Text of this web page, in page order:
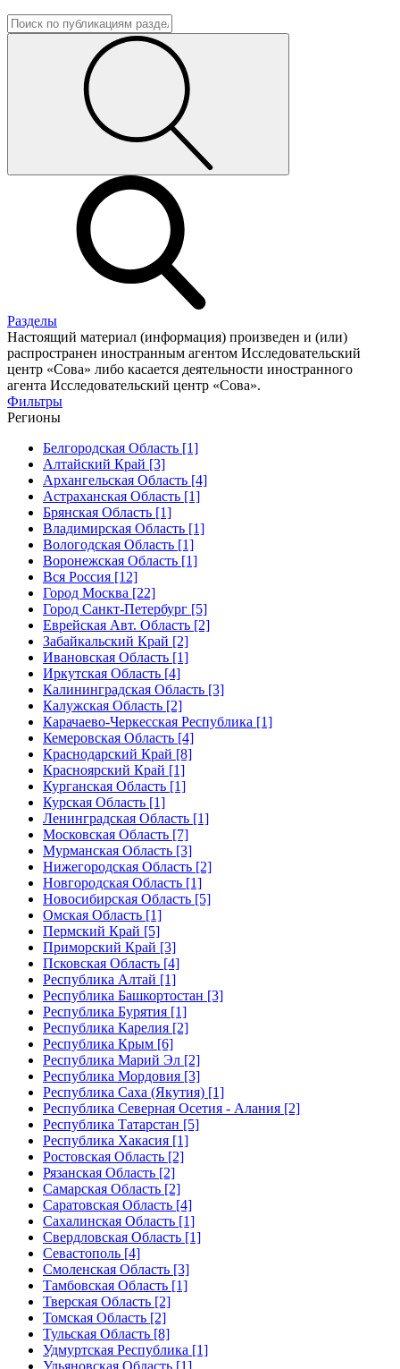
Разделы
Настоящий материал (информация) произведен и (или)
распространен иностранным агентом Исследовательский
центр «Сова» либо касается деятельности иностранного
агента Исследовательский центр «Сова».
Фильтры
Регионы
Белгородская Область [1]
Алтайский Край [3]
Архангельская Область [4]
Астраханская Область [1]
Брянская Область [1]
Владимирская Область [1]
Вологодская Область [1]
Воронежская Область [1]
Вся Россия [12]
Город Москва [22]
Город Санкт-Петербург [5]
Еврейская Авт. Область [2]
Забайкальский Край [2]
Ивановская Область [1]
Иркутская Область [4]
Калининградская Область [3]
Калужская Область [2]
Карачаево-Черкесская Республика [1]
Кемеровская Область [4]
Краснодарский Край [8]
Красноярский Край [1]
Курганская Область [1]
Курская Область [1]
Ленинградская Область [1]
Московская Область [7]
Мурманская Область [3]
Нижегородская Область [2]
Новгородская Область [1]
Новосибирская Область [5]
Омская Область [1]
Пермский Край [5]
Приморский Край [3]
Псковская Область [4]
Республика Алтай [1]
Республика Башкортостан [3]
Республика Бурятия [1]
Республика Карелия [2]
Республика Крым [6]
Республика Марий Эл [2]
Республика Мордовия [3]
Республика Саха (Якутия) [1]
Республика Северная Осетия - Алания [2]
Республика Татарстан [5]
Республика Хакасия [1]
Ростовская Область [2]
Рязанская Область [2]
Самарская Область [2]
Саратовская Область [4]
Сахалинская Область [1]
Свердловская Область [1]
Севастополь [4]
Смоленская Область [3]
Тамбовская Область [1]
Тверская Область [2]
Томская Область [2]
Тульская Область [8]
Удмуртская Республика [1]
Ульяновская Область [1]